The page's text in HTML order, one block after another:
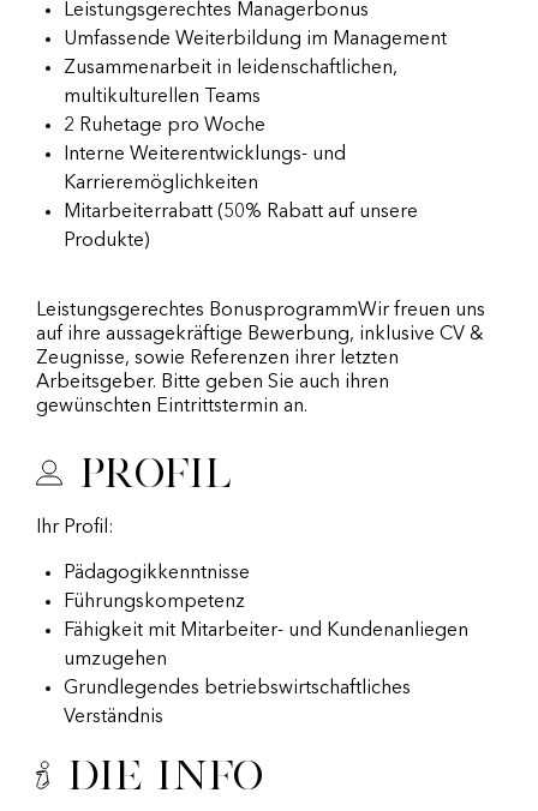
Leistungsgerechtes Managerbonus
Umfassende Weiterbildung im Management
Zusammenarbeit in leidenschaftlichen,
multikulturellen Teams
2 Ruhetage pro Woche
Interne Weiterentwicklungs- und
Karrieremöglichkeiten
Mitarbeiterrabatt (50% Rabatt auf unsere
Produkte)
Leistungsgerechtes BonusprogrammWir freuen uns
auf ihre aussagekräftige Bewerbung, inklusive CV &
Zeugnisse, sowie Referenzen ihrer letzten
Arbeitsgeber. Bitte geben Sie auch ihren
gewünschten Eintrittstermin an.
Profil
Ihr Profil:
Pädagogikkenntnisse
Führungskompetenz
Fähigkeit mit Mitarbeiter- und Kundenanliegen
umzugehen
Grundlegendes betriebswirtschaftliches
Verständnis
Die Info